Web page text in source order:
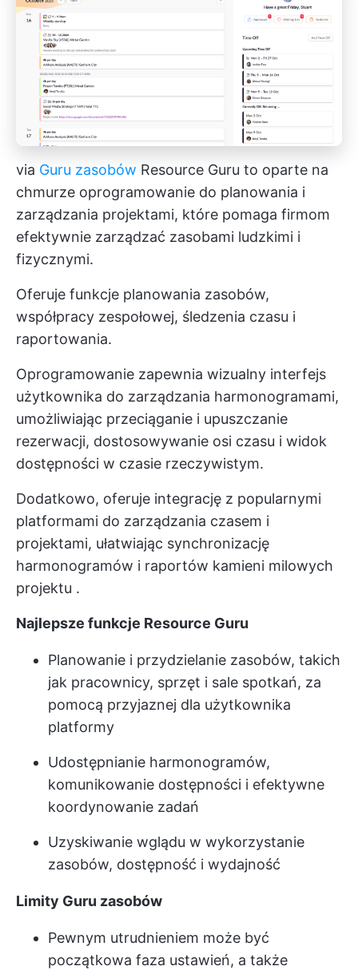
via Guru zasobów Resource Guru to oparte na
chmurze oprogramowanie do planowania i
zarządzania projektami, które pomaga firmom
efektywnie zarządzać zasobami ludzkimi i
fizycznymi.
Oferuje funkcje planowania zasobów,
współpracy zespołowej, śledzenia czasu i
raportowania.
Oprogramowanie zapewnia wizualny interfejs
użytkownika do zarządzania harmonogramami,
umożliwiając przeciąganie i upuszczanie
rezerwacji, dostosowywanie osi czasu i widok
dostępności w czasie rzeczywistym.
Dodatkowo, oferuje integrację z popularnymi
platformami do zarządzania czasem i
projektami, ułatwiając synchronizację
harmonogramów i raportów kamieni milowych
projektu .
Najlepsze funkcje Resource Guru
Planowanie i przydzielanie zasobów, takich
jak pracownicy, sprzęt i sale spotkań, za
pomocą przyjaznej dla użytkownika
platformy
Udostępnianie harmonogramów,
komunikowanie dostępności i efektywne
koordynowanie zadań
Uzyskiwanie wglądu w wykorzystanie
zasobów, dostępność i wydajność
Limity Guru zasobów
Pewnym utrudnieniem może być
początkowa faza ustawień, a także